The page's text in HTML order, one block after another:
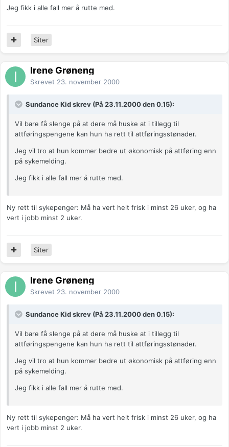
Jeg fikk i alle fall mer å rutte med.
Siter
Irene Grøneng
Skrevet 23. november 2000
Sundance Kid skrev (På 23.11.2000 den 0.15):
Vil bare få slenge på at dere må huske at i tillegg til
attføringspengene kan hun ha rett til attføringsstønader.
Jeg vil tro at hun kommer bedre ut økonomisk på attføring enn
på sykemelding.
Jeg fikk i alle fall mer å rutte med.
Ny rett til sykepenger: Må ha vert helt frisk i minst 26 uker, og ha
vert i jobb minst 2 uker.
Siter
Irene Grøneng
Skrevet 23. november 2000
Sundance Kid skrev (På 23.11.2000 den 0.15):
Vil bare få slenge på at dere må huske at i tillegg til
attføringspengene kan hun ha rett til attføringsstønader.
Jeg vil tro at hun kommer bedre ut økonomisk på attføring enn
på sykemelding.
Jeg fikk i alle fall mer å rutte med.
Ny rett til sykepenger: Må ha vert helt frisk i minst 26 uker, og ha
vert i jobb minst 2 uker.